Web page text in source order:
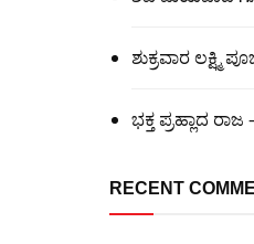
ಶುಕ್ರವಾರ ಲಕ್ಷ್ಮಿ
ಭಕ್ತ ಪ್ರಹ್ಲಾದ ರಾಜ
RECENT